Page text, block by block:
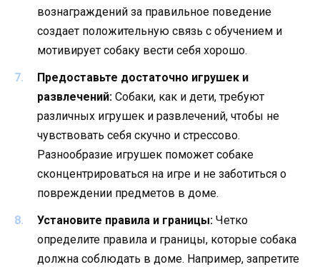
вознаграждений за правильное поведение
создает положительную связь с обучением и
мотивирует собаку вести себя хорошо.
Предоставьте достаточно игрушек и
развлечений: Собаки, как и дети, требуют
различных игрушек и развлечений, чтобы не
чувствовать себя скучно и стрессово.
Разнообразие игрушек поможет собаке
сконцентрироваться на игре и не заботиться о
повреждении предметов в доме.
Установите правила и границы: Четко
определите правила и границы, которые собака
должна соблюдать в доме. Например, запретите